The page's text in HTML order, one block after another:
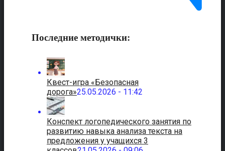
Последние методички:
Квест-игра «Безопасная
дорога»25.05.2026 - 11:42
Конспект логопедического занятия по
развитию навыка анализа текста на
предложения у учащихся 3